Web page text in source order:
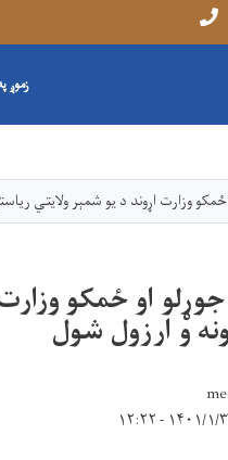
زموږ
وزارت اړوند د یو شمېر ولایتي
او ځمکو
و ارزول شول